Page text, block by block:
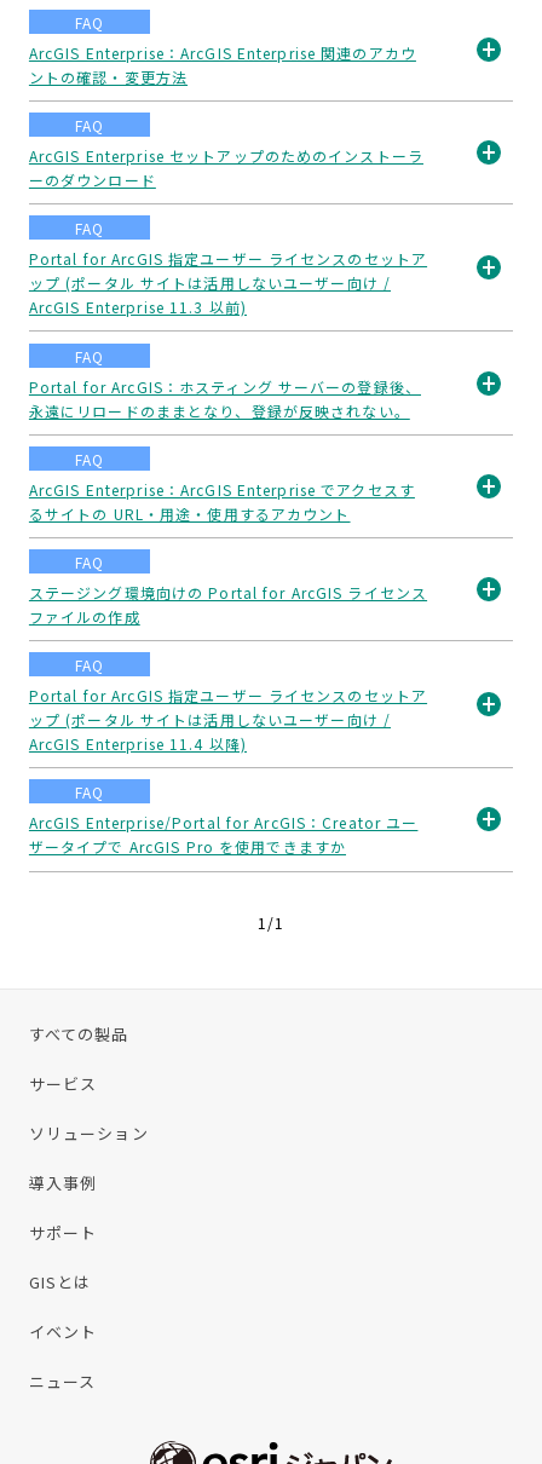
FAQ
ArcGIS Enterprise：ArcGIS Enterprise 関連のアカウ
ントの確認・変更方法
FAQ
ArcGIS Enterprise セットアップのためのインストーラ
ーのダウンロード
FAQ
Portal for ArcGIS 指定ユーザー ライセンスのセットア
ップ (ポータル サイトは活用しないユーザー向け /
ArcGIS Enterprise 11.3 以前)
く
FAQ
Portal for ArcGIS：ホスティング サーバーの登録後、
永遠にリロードのままとなり、登録が反映されない。
FAQ
ArcGIS Enterprise：ArcGIS Enterprise でアクセスす
るサイトの URL・用途・使用するアカウント
FAQ
ステージング環境向けの Portal for ArcGIS ライセンス
ファイルの作成
FAQ
Portal for ArcGIS 指定ユーザー ライセンスのセットア
ップ (ポータル サイトは活用しないユーザー向け /
ArcGIS Enterprise 11.4 以降)
く
FAQ
ArcGIS Enterprise/Portal for ArcGIS：Creator ユー
ザータイプで ArcGIS Pro を使用できますか
1 /1
すべての製品
サービス
ソリューション
導入事例
サポート
GISとは
イベント
ニュース